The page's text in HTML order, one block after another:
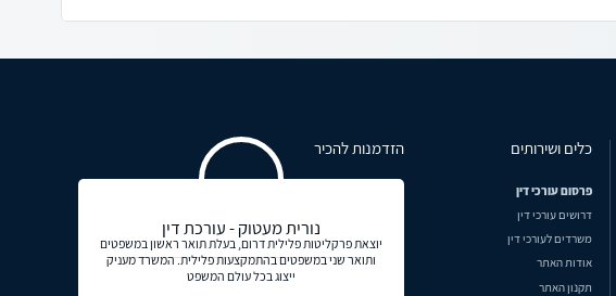
כלים ושירותים
פרסום עורכי דין
דרושים עורכי דין
משרדים לעורכי דין
אודות האתר
תקנון האתר
הזדמנות להכיר
נורית מעטוק - עורכת דין
יוצאת פרקליטות פלילית דרום, בעלת תואר ראשון במשפטים
ותואר שני במשפטים בהתמקצעות פלילית. המשרד מעניק
ייצוג בכל עולם המשפט